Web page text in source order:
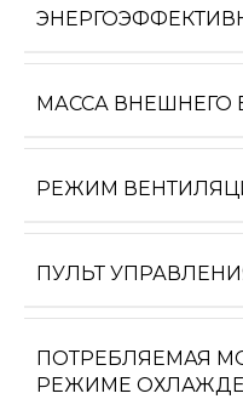
МАССА ВНЕШНЕГО
РЕЖИМ
ПУЛЬТ
ПОТРЕБЛЯЕМАЯ
РЕЖИМЕ